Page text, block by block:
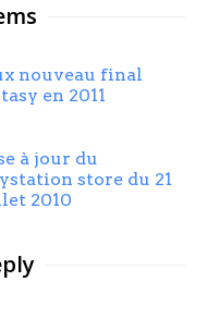
nouveau final
en 2011
à jour du
store du 21
2010